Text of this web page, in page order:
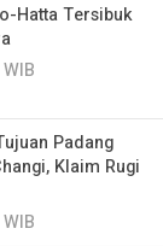
Hatta Tersibuk
Padang
Klaim Rugi